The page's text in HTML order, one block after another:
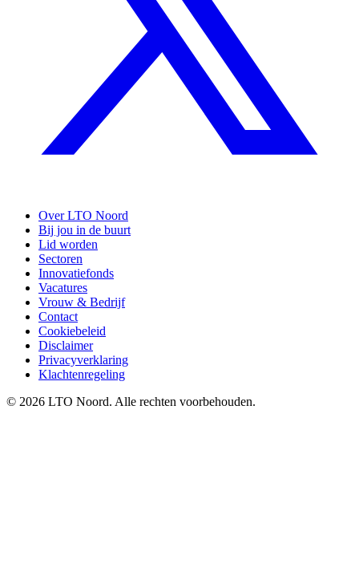
Over LTO Noord
Bij jou in de buurt
Lid worden
Sectoren
Innovatiefonds
Vacatures
Vrouw & Bedrijf
Contact
Cookiebeleid
Disclaimer
Privacyverklaring
Klachtenregeling
© 2026 LTO Noord. Alle rechten voorbehouden.